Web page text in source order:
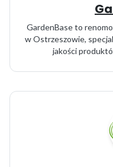
GardenBase to
w Ostrzeszowie,
jakości